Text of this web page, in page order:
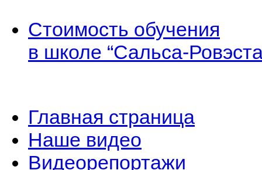
Стоимость обучения
в школе “Сальса-
Главная страница
Наше видео
Видеорепортажи